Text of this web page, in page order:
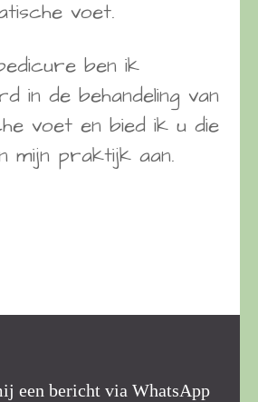
voet.
ben ik
in de behandeling van
voet en bied ik u die
mijn praktijk aan.
een bericht via WhatsApp